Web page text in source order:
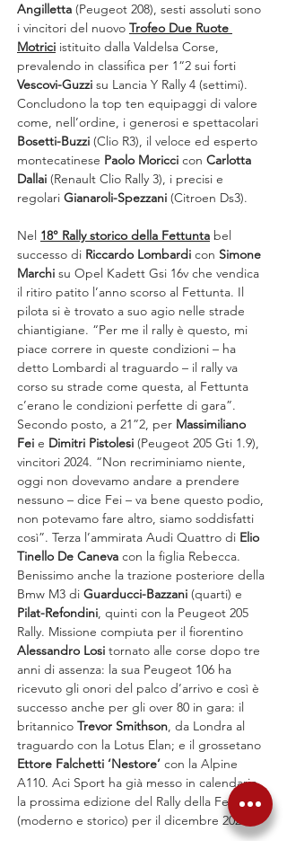
Angilletta (Peugeot 208), sesti assoluti sono
i vincitori del nuovo Trofeo Due Ruote
Motrici istituito dalla Valdelsa Corse,
prevalendo in classifica per 1“2 sui forti
Vescovi-Guzzi su Lancia Y Rally 4 (settimi).
Concludono la top ten equipaggi di valore
come, nell’ordine, i generosi e spettacolari
Bosetti-Buzzi (Clio R3), il veloce ed esperto
montecatinese Paolo Moricci con Carlotta
Dallai (Renault Clio Rally 3), i precisi e
regolari Gianaroli-Spezzani (Citroen Ds3).
Nel 18° Rally storico della Fettunta bel
successo di Riccardo Lombardi con Simone
Marchi su Opel Kadett Gsi 16v che vendica
il ritiro patito l’anno scorso al Fettunta. Il
pilota si è trovato a suo agio nelle strade
chiantigiane. “Per me il rally è questo, mi
piace correre in queste condizioni – ha
detto Lombardi al traguardo – il rally va
corso su strade come questa, al Fettunta
c’erano le condizioni perfette di gara”.
Secondo posto, a 21”2, per Massimiliano
Fei e Dimitri Pistolesi (Peugeot 205 Gti 1.9),
vincitori 2024. “Non recriminiamo niente,
oggi non dovevamo andare a prendere
nessuno – dice Fei – va bene questo podio,
non potevamo fare altro, siamo soddisfatti
così”. Terza l’ammirata Audi Quattro di Elio
Tinello De Caneva con la figlia Rebecca.
Benissimo anche la trazione posteriore della
Bmw M3 di Guarducci-Bazzani (quarti) e
Pilat-Refondini, quinti con la Peugeot 205
Rally. Missione compiuta per il fiorentino
Alessandro Losi tornato alle corse dopo tre
anni di assenza: la sua Peugeot 106 ha
ricevuto gli onori del palco d’arrivo e così è
successo anche per gli over 80 in gara: il
britannico Trevor Smithson, da Londra al
traguardo con la Lotus Elan; e il grossetano
Ettore Falchetti ‘Nestore’ con la Alpine
A110. Aci Sport ha già messo in calendario
la prossima edizione del Rally della Fettunta
(moderno e storico) per il dicembre 2026.